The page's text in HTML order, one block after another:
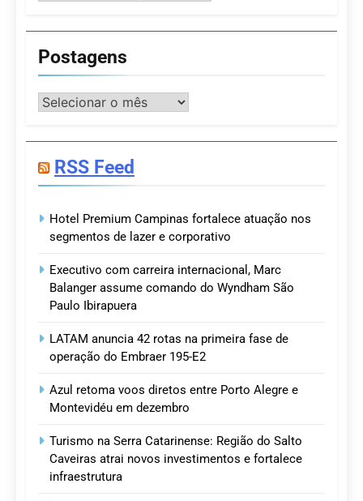
Postagens
Postagens
RSS Feed
Hotel Premium Campinas fortalece atuação nos
segmentos de lazer e corporativo
Executivo com carreira internacional, Marc
Balanger assume comando do Wyndham São
Paulo Ibirapuera
LATAM anuncia 42 rotas na primeira fase de
operação do Embraer 195-E2
Azul retoma voos diretos entre Porto Alegre e
Montevidéu em dezembro
Turismo na Serra Catarinense: Região do Salto
Caveiras atrai novos investimentos e fortalece
infraestrutura